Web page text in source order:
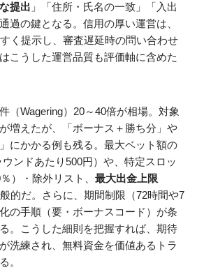
提出 」「住所・氏名の一致」「入出
過の鍵となる。信用の厚い運営は、
く提示し、審査遅延時の問い合わせ
こうした運営品質も評価軸に含めた
（Wagering）20～40倍が相場。対象
増えたが、「ボーナス＋勝ち分」や
にかかる例も残る。最大ベット額の
ウンドあたり500円）や、特定スロッ
）・除外リスト、 最大出金上限
的だ。さらに、期間制限（72時間や7
の手順（要・ボーナスコード）が条
。こうした細則を把握すれば、期待
洗練され、無料資金を価値あるトラ
。